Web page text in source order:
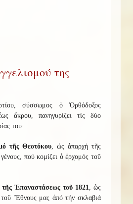
της
σύσσωμος ὁ Ὀρθόδοξος
ἄκρου, πανηγυρίζει τίς δύο
του:
τῆς Θεοτόκου, ὡς ἀπαρχή τῆς
πού κομίζει ὁ ἐρχομός τοῦ
Ἐπαναστάσεως τοῦ 1821, ὡς
Ἔθνους μας ἀπό τήν σκλαβιά